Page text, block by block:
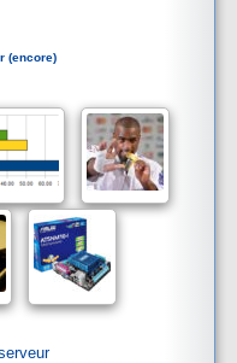
(encore)